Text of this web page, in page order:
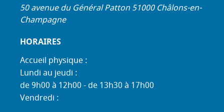
50 avenue du Général Patton 51000 Châlons-en-
Champagne
HORAIRES
Accueil physique :
Lundi au jeudi :
de 9h00 à 12h00 - de 13h30 à 17h00
Vendredi :